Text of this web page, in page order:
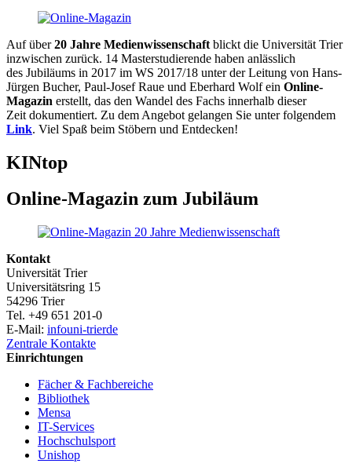
Auf über20 Jahre Medienwissenschaft blickt die Universität Trier
inzwischen zurück. 14 Masterstudierende haben anlässlich
des Jubiläums in 2017 im WS 2017/18 unter der Leitung von Hans-
Jürgen Bucher, Paul-Josef Raue und Eberhard Wolf ein Online-
Magazin erstellt, das den Wandel des Fachs innerhalb dieser
Zeit dokumentiert. Zu dem Angebot gelangen Sie unter folgendem
Link. Viel Spaß beim Stöbern und Entdecken!
KINtop
Online-Magazin zum Jubiläum
Kontakt
Universität Trier
Universitätsring 15
54296 Trier
Tel. +49 651 201-0
E-Mail: infouni-trierde
Zentrale Kontakte
Einrichtungen
Fächer & Fachbereiche
Bibliothek
Mensa
IT-Services
Hochschulsport
Unishop